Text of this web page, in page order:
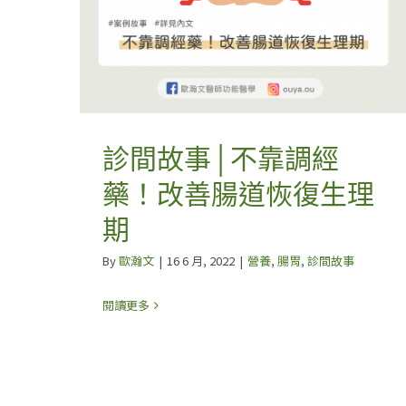
診間故事│不靠調經
藥！改善腸道恢復生理
期
By歐瀚文 | 16 6 月, 2022 | 營養, 腸胃, 診間故事
閱讀更多